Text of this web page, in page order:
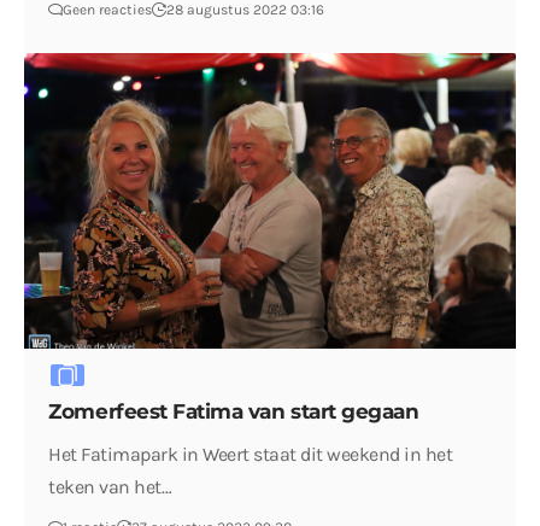
Geen reacties 28 augustus 2022 03:16
Zomerfeest Fatima van start gegaan
Het Fatimapark in Weert staat dit weekend in het
teken van het…